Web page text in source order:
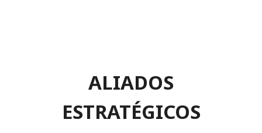
ALIADOS
ESTRATÉGICOS